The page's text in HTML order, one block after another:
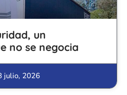
un
no se negocia
julio, 2026